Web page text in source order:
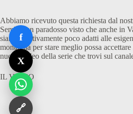
Abbiamo ricevuto questa richiesta dal
Sembra un paradosso visto che anche in
siano effettivamente poco adatti alle
montagna per stare meglio possa
nuovo video della serie che trovi sul
IL VIDEO
f
X
🔗